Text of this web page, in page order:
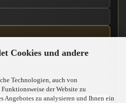
Cookies und andere
Technologien, auch von
der Website zu
Angebotes zu analysieren und Ihnen ein